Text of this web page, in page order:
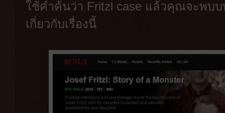
ใช้คำค้นว่า Fritzl case แล้วคุณจะพบ
เกี่ยวกับเรื่องนี้